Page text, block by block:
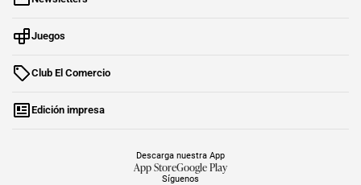
Juegos
Club El Comercio
Edición impresa
Síguenos
Descarga nuestra App
App StoreGoogle Play